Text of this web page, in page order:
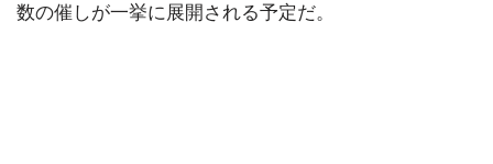
数の催しが一挙に展開される予定だ。